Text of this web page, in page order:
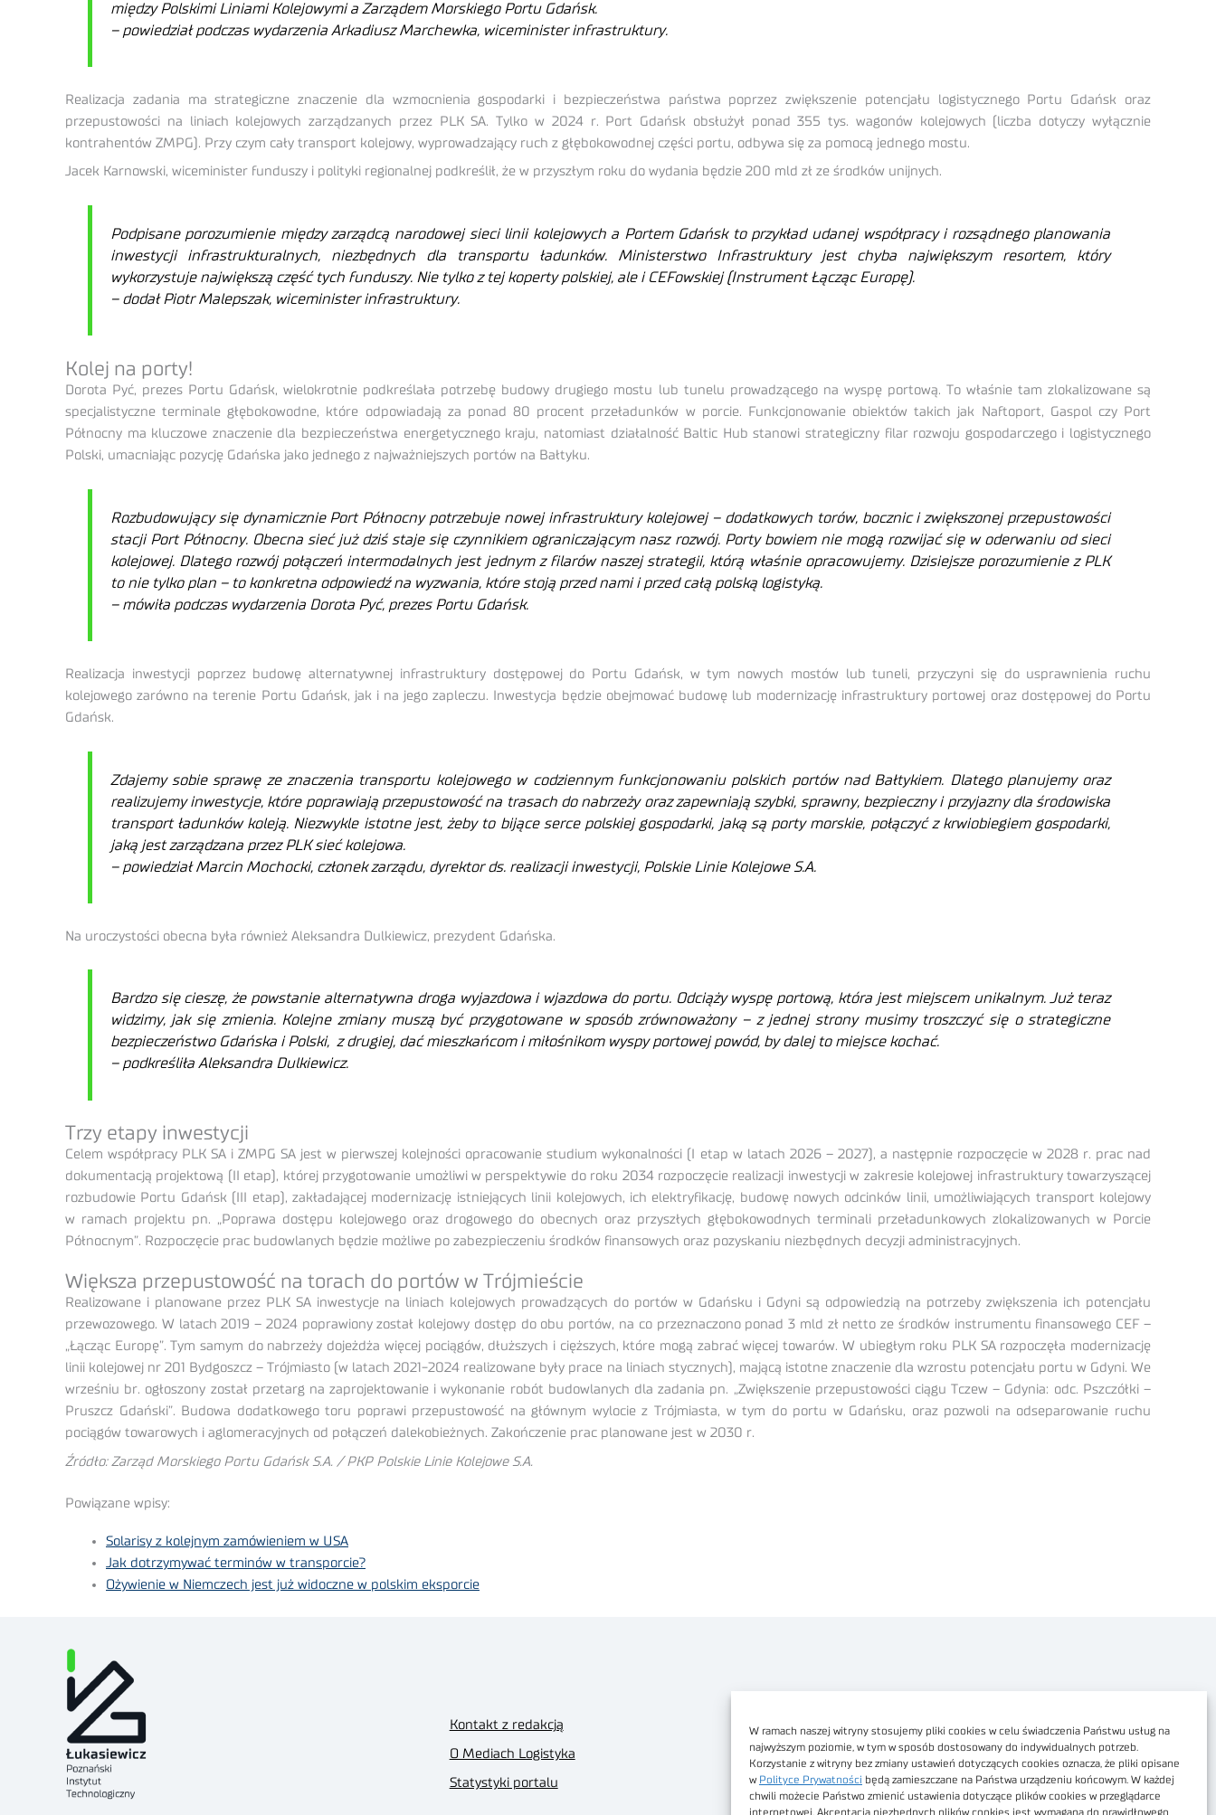
W ramach naszej witryny stosujemy pliki cookies w celu świadczenia Państwu usług na
najwyższym poziomie, w tym w sposób dostosowany do indywidualnych potrzeb.
Korzystanie z witryny bez zmiany ustawień dotyczących cookies oznacza, że pliki opisane
w Polityce Prywatności będą zamieszczane na Państwa urządzeniu końcowym. W każdej
chwili możecie Państwo zmienić ustawienia dotyczące plików cookies w przeglądarce
internetowej. Akceptacja niezbędnych plików cookies jest wymagana do prawidłowego
między Polskimi Liniami Kolejowymi a Zarządem Morskiego Portu Gdańsk.
– powiedział podczas wydarzenia Arkadiusz Marchewka, wiceminister infrastruktury.
Realizacja zadania ma strategiczne znaczenie dla wzmocnienia gospodarki i bezpieczeństwa państwa poprzez zwiększenie potencjału logistycznego Portu Gdańsk oraz
przepustowości na liniach kolejowych zarządzanych przez PLK SA. Tylko w 2024 r. Port Gdańsk obsłużył ponad 355 tys. wagonów kolejowych (liczba dotyczy wyłącznie
kontrahentów ZMPG). Przy czym cały transport kolejowy, wyprowadzający ruch z głębokowodnej części portu, odbywa się za pomocą jednego mostu.
Jacek Karnowski, wiceminister funduszy i polityki regionalnej podkreślił, że w przyszłym roku do wydania będzie 200 mld zł ze środków unijnych.
Podpisane porozumienie między zarządcą narodowej sieci linii kolejowych a Portem Gdańsk to przykład udanej współpracy i rozsądnego planowania
inwestycji infrastrukturalnych, niezbędnych dla transportu ładunków. Ministerstwo Infrastruktury jest chyba największym resortem, który
wykorzystuje największą część tych funduszy. Nie tylko z tej koperty polskiej, ale i CEFowskiej (Instrument Łącząc Europę).
– dodał Piotr Malepszak, wiceminister infrastruktury.
Kolej na porty!
Dorota Pyć, prezes Portu Gdańsk, wielokrotnie podkreślała potrzebę budowy drugiego mostu lub tunelu prowadzącego na wyspę portową. To właśnie tam zlokalizowane są
specjalistyczne terminale głębokowodne, które odpowiadają za ponad 80 procent przeładunków w porcie. Funkcjonowanie obiektów takich jak Naftoport, Gaspol czy Port
Północny ma kluczowe znaczenie dla bezpieczeństwa energetycznego kraju, natomiast działalność Baltic Hub stanowi strategiczny filar rozwoju gospodarczego i logistycznego
Polski, umacniając pozycję Gdańska jako jednego z najważniejszych portów na Bałtyku.
Rozbudowujący się dynamicznie Port Północny potrzebuje nowej infrastruktury kolejowej – dodatkowych torów, bocznic i zwiększonej przepustowości
stacji Port Północny. Obecna sieć już dziś staje się czynnikiem ograniczającym nasz rozwój. Porty bowiem nie mogą rozwijać się w oderwaniu od sieci
kolejowej. Dlatego rozwój połączeń intermodalnych jest jednym z filarów naszej strategii, którą właśnie opracowujemy. Dzisiejsze porozumienie z PLK
to nie tylko plan – to konkretna odpowiedź na wyzwania, które stoją przed nami i przed całą polską logistyką.
– mówiła podczas wydarzenia Dorota Pyć, prezes Portu Gdańsk.
Realizacja inwestycji poprzez budowę alternatywnej infrastruktury dostępowej do Portu Gdańsk, w tym nowych mostów lub tuneli, przyczyni się do usprawnienia ruchu
kolejowego zarówno na terenie Portu Gdańsk, jak i na jego zapleczu. Inwestycja będzie obejmować budowę lub modernizację infrastruktury portowej oraz dostępowej do Portu
Gdańsk.
Zdajemy sobie sprawę ze znaczenia transportu kolejowego w codziennym funkcjonowaniu polskich portów nad Bałtykiem. Dlatego planujemy oraz
realizujemy inwestycje, które poprawiają przepustowość na trasach do nabrzeży oraz zapewniają szybki, sprawny, bezpieczny i przyjazny dla środowiska
transport ładunków koleją. Niezwykle istotne jest, żeby to bijące serce polskiej gospodarki, jaką są porty morskie, połączyć z krwiobiegiem gospodarki,
jaką jest zarządzana przez PLK sieć kolejowa.
– powiedział Marcin Mochocki, członek zarządu, dyrektor ds. realizacji inwestycji, Polskie Linie Kolejowe S.A.
Na uroczystości obecna była również Aleksandra Dulkiewicz, prezydent Gdańska.
Bardzo się cieszę, że powstanie alternatywna droga wyjazdowa i wjazdowa do portu. Odciąży wyspę portową, która jest miejscem unikalnym. Już teraz
widzimy, jak się zmienia. Kolejne zmiany muszą być przygotowane w sposób zrównoważony – z jednej strony musimy troszczyć się o strategiczne
bezpieczeństwo Gdańska i Polski, z drugiej, dać mieszkańcom i miłośnikom wyspy portowej powód, by dalej to miejsce kochać.
– podkreśliła Aleksandra Dulkiewicz.
Trzy etapy inwestycji
Celem współpracy PLK SA i ZMPG SA jest w pierwszej kolejności opracowanie studium wykonalności (I etap w latach 2026 – 2027), a następnie rozpoczęcie w 2028 r. prac nad
dokumentacją projektową (II etap), której przygotowanie umożliwi w perspektywie do roku 2034 rozpoczęcie realizacji inwestycji w zakresie kolejowej infrastruktury towarzyszącej
rozbudowie Portu Gdańsk (III etap), zakładającej modernizację istniejących linii kolejowych, ich elektryfikację, budowę nowych odcinków linii, umożliwiających transport kolejowy
w ramach projektu pn. „Poprawa dostępu kolejowego oraz drogowego do obecnych oraz przyszłych głębokowodnych terminali przeładunkowych zlokalizowanych w Porcie
Północnym”. Rozpoczęcie prac budowlanych będzie możliwe po zabezpieczeniu środków finansowych oraz pozyskaniu niezbędnych decyzji administracyjnych.
Większa przepustowość na torach do portów w Trójmieście
Realizowane i planowane przez PLK SA inwestycje na liniach kolejowych prowadzących do portów w Gdańsku i Gdyni są odpowiedzią na potrzeby zwiększenia ich potencjału
przewozowego. W latach 2019 – 2024 poprawiony został kolejowy dostęp do obu portów, na co przeznaczono ponad 3 mld zł netto ze środków instrumentu finansowego CEF –
„Łącząc Europę”. Tym samym do nabrzeży dojeżdża więcej pociągów, dłuższych i cięższych, które mogą zabrać więcej towarów. W ubiegłym roku PLK SA rozpoczęła modernizację
linii kolejowej nr 201 Bydgoszcz – Trójmiasto (w latach 2021-2024 realizowane były prace na liniach stycznych), mającą istotne znaczenie dla wzrostu potencjału portu w Gdyni. We
wrześniu br. ogłoszony został przetarg na zaprojektowanie i wykonanie robót budowlanych dla zadania pn. „Zwiększenie przepustowości ciągu Tczew – Gdynia: odc. Pszczółki –
Pruszcz Gdański”. Budowa dodatkowego toru poprawi przepustowość na głównym wylocie z Trójmiasta, w tym do portu w Gdańsku, oraz pozwoli na odseparowanie ruchu
pociągów towarowych i aglomeracyjnych od połączeń dalekobieżnych. Zakończenie prac planowane jest w 2030 r.
Źródło: Zarząd Morskiego Portu Gdańsk S.A. / PKP Polskie Linie Kolejowe S.A.
Powiązane wpisy:
Solarisy z kolejnym zamówieniem w USA
Jak dotrzymywać terminów w transporcie?
Ożywienie w Niemczech jest już widoczne w polskim eksporcie
Kontakt z redakcją
O Mediach Logistyka
Statystyki portalu
Dostępność cyfrowa
Regulamin Portalu
Regulamin sklepu